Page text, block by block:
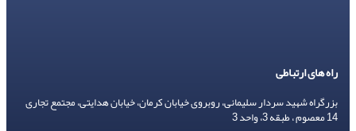
راه های ارتباطی
بزرگراه شهید سردار سلیمانی، روبروی خیابان کرمان، خیابان هدایتی، مجتمع تجاری
14 معصوم ، طبقه 3، واحد 3